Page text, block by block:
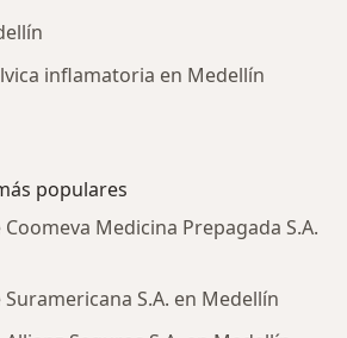
inflamatoria en Medellín
populares
Medicina Prepagada S.A.
S.A. en Medellín